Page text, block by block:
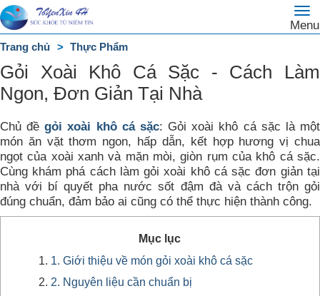
Menu
Trang
chủ
DANH
MỤC
Trang chủ Thực Phẩm
Gỏi Xoài Khô Cá Sặc - Cách Làm
Ngon, Đơn Giản Tại Nhà
Chủ đềgỏi xoài khô cá sặc: Gỏi xoài khô cá sặc là một
món ăn vặt thơm ngon, hấp dẫn, kết hợp hương vị chua
ngọt của xoài xanh và mặn mòi, giòn rụm của khô cá sặc.
Cùng khám phá cách làm gỏi xoài khô cá sặc đơn giản tại
nhà với bí quyết pha nước sốt đậm đà và cách trộn gỏi
đúng chuẩn, đảm bảo ai cũng có thể thực hiện thành công.
Mục lục
1. Giới thiệu về món gỏi xoài khô cá sặc
2. Nguyên liệu cần chuẩn bị